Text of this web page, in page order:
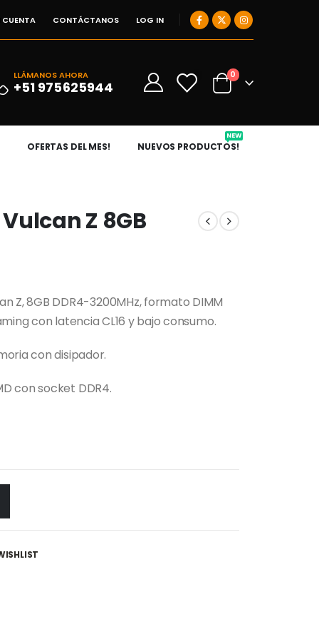
CUENTA CONTÁCTANOS LOG IN
LLÁMANOS AHORA
+51 975625944
0 0
OFERTAS DEL MES! NUEVOS PRODUCTOS!
NEW
Z 8GB
Z, 8GB DDR4-3200MHz, formato DIMM
con latencia CL16 y bajo consumo.
con disipador.
con socket DDR4.